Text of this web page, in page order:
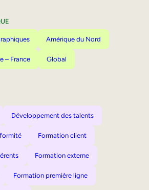
Amérique du Nord
– France Global
Développement des talents
Formation client
Formation externe
Formation première ligne